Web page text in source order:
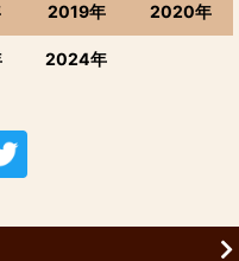
2019年 2020年
2024年